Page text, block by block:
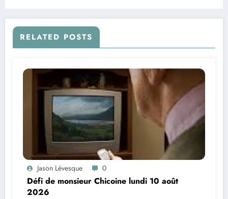
RELATED POSTS
Jason Lévesque 0
Défi de monsieur Chicoine lundi 10 août
2026